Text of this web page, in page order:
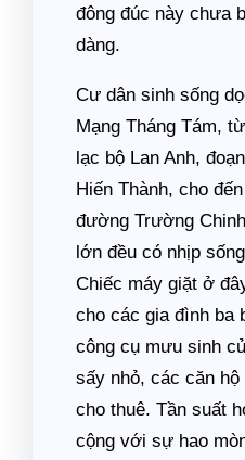
đông đúc này chưa
dàng.
Cư dân sinh sống
Mạng Tháng Tám,
lạc bộ Lan Anh,
Hiến Thành, cho
đường Trường
lớn đều có nhịp
Chiếc máy giặt ở
cho các gia đình ba
công cụ mưu sinh
sấy nhỏ, các căn
cho thuê. Tần suất
cộng với sự hao